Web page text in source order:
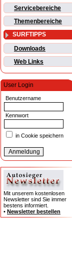
Servicebereiche
Themenbereiche
SURFTIPPS
Downloads
Web Links
User Login
Benutzername
Kennwort
in Cookie speichern
Mit unserem kostenlosen
Newsletter sind Sie immer
bestens informiert.
• Newsletter bestellen